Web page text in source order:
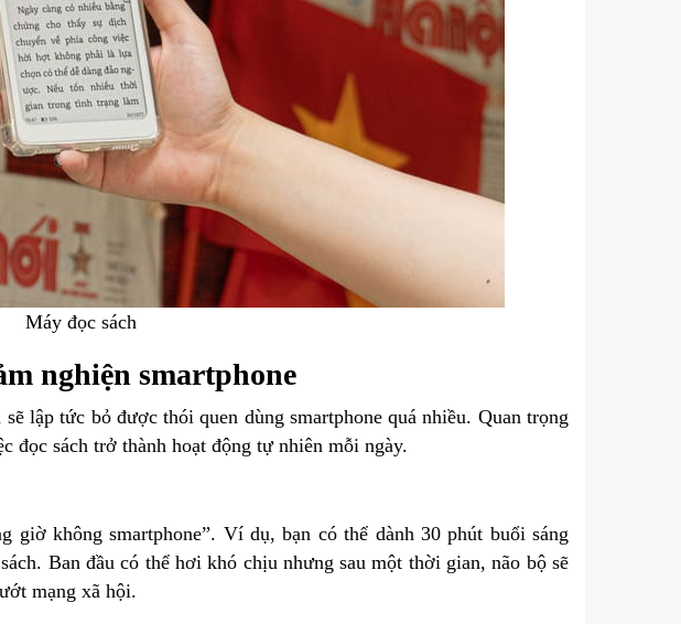
Máy đọc sách
nghiện smartphone
lập tức bỏ được thói quen dùng smartphone quá nhiều. Quan trọng
đọc sách trở thành hoạt động tự nhiên mỗi ngày.
giờ không smartphone”. Ví dụ, bạn có thể dành 30 phút buổi sáng
Ban đầu có thể hơi khó chịu nhưng sau một thời gian, não bộ sẽ
mạng xã hội.